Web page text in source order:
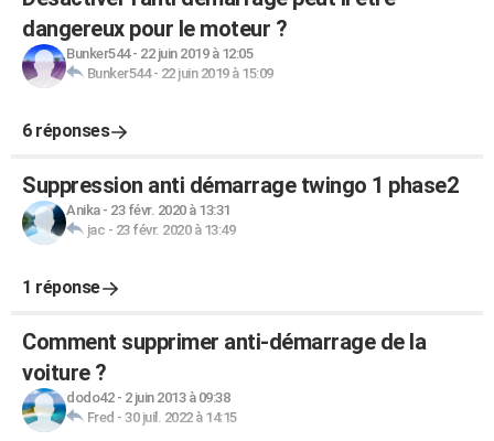
dangereux pour le moteur ?
Bunker544- 22 juin 2019 à 12:05
Bunker544- 22 juin 2019 à 15:09
6 réponses
Suppression anti démarrage twingo 1 phase2
Anika- 23 févr. 2020 à 13:31
jac - 23 févr. 2020 à 13:49
1 réponse
Comment supprimer anti-démarrage de la
voiture ?
dodo42- 2 juin 2013 à 09:38
Fred - 30 juil. 2022 à 14:15